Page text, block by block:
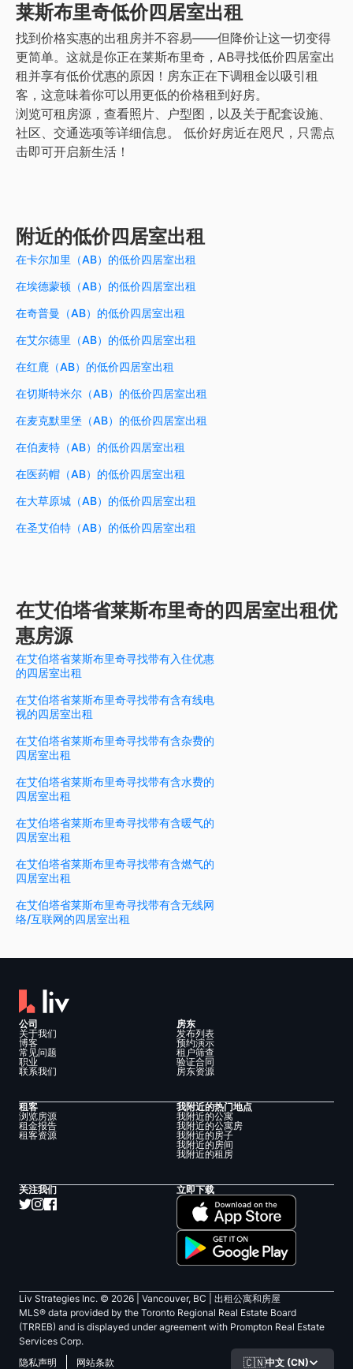
莱斯布里奇低价四居室出租
找到价格实惠的出租房并不容易——但降价让这一切变得
更简单。这就是你正在莱斯布里奇，AB寻找低价四居室出
租并享有低价优惠的原因！房东正在下调租金以吸引租
客，这意味着你可以用更低的价格租到好房。
浏览可租房源，查看照片、户型图，以及关于配套设施、
社区、交通选项等详细信息。
低价好房近在咫尺，只需点
击即可开启新生活！
附近的低价四居室出租
在卡尔加里（AB）的低价四居室出租
在埃德蒙顿（AB）的低价四居室出租
在奇普曼（AB）的低价四居室出租
在艾尔德里（AB）的低价四居室出租
在红鹿（AB）的低价四居室出租
在切斯特米尔（AB）的低价四居室出租
在麦克默里堡（AB）的低价四居室出租
在伯麦特（AB）的低价四居室出租
在医药帽（AB）的低价四居室出租
在大草原城（AB）的低价四居室出租
在圣艾伯特（AB）的低价四居室出租
在艾伯塔省莱斯布里奇的四居室出租优
惠房源
在艾伯塔省莱斯布里奇寻找带有入住优惠
的四居室出租
在艾伯塔省莱斯布里奇寻找带有含有线电
视的四居室出租
在艾伯塔省莱斯布里奇寻找带有含杂费的
四居室出租
在艾伯塔省莱斯布里奇寻找带有含水费的
四居室出租
在艾伯塔省莱斯布里奇寻找带有含暖气的
四居室出租
在艾伯塔省莱斯布里奇寻找带有含燃气的
四居室出租
在艾伯塔省莱斯布里奇寻找带有含无线网
络/互联网的四居室出租
公司
关于我们
博客
常见问题
职业
联系我们
房东
发布列表
预约演示
租户筛查
验证合同
房东资源
租客
浏览房源
租金报告
租客资源
我附近的热门地点
我附近的公寓
我附近的公寓房
我附近的房子
我附近的房间
我附近的租房
关注我们 立即下载
Liv Strategies Inc. © 2026 | Vancouver, BC |
出租公寓和房屋
MLS® data provided by the Toronto Regional Real Estate Board
(TRREB) and is displayed under agreement with Prompton Real Estate
Services Corp.
隐私声明
网站条款 🇨🇳中文 (CN)